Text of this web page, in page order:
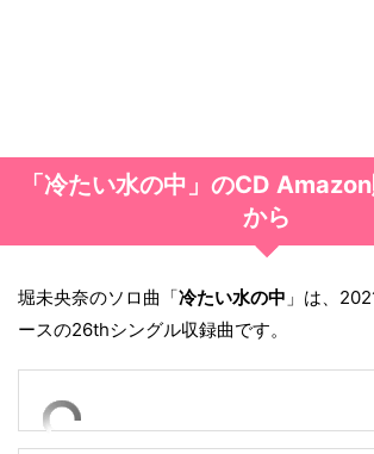
「冷たい水の中」のCD
から
堀未央奈のソロ曲「冷たい水の中 」は、
ースの26thシングル収録曲です。